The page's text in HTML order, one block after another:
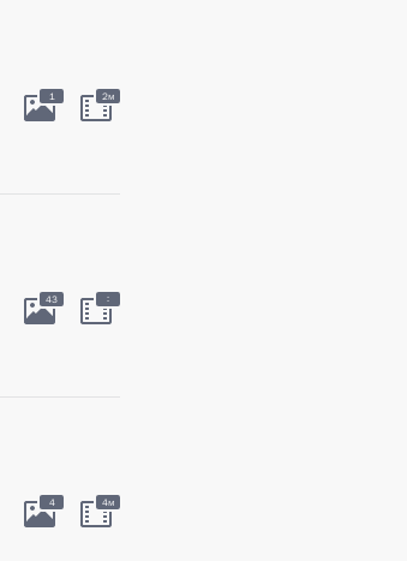
1 2м
43 :
4 4м